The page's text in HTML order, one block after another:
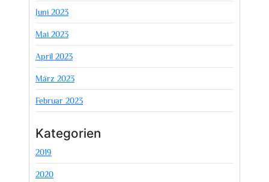
Juni 2023
Mai 2023
April 2023
März 2023
Februar 2023
Kategorien
2019
2020